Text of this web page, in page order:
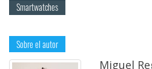
Smartwatches
Sobre el autor
Miguel